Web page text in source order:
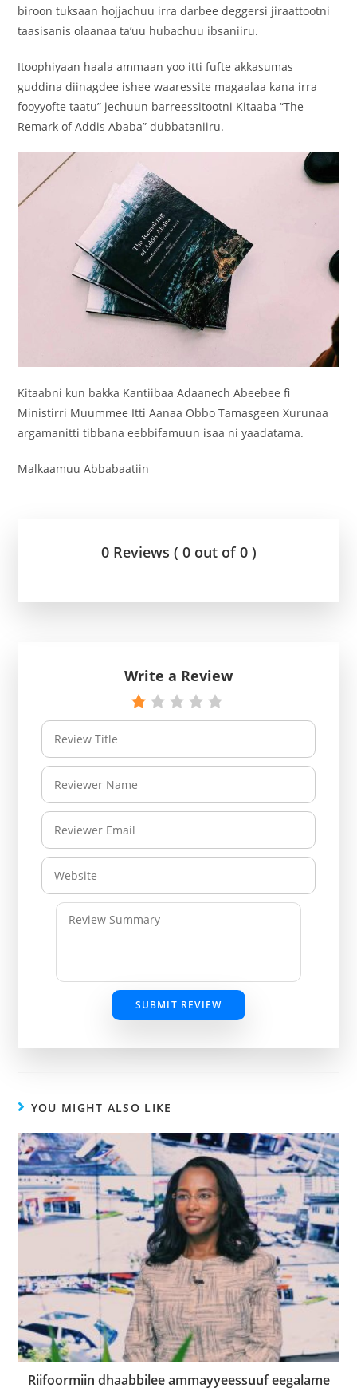
biroon tuksaan hojjachuu irra darbee deggersi jiraattootni
taasisanis olaanaa ta’uu hubachuu ibsaniiru.
‎Itoophiyaan haala ammaan yoo itti fufte akkasumas
guddina diinagdee ishee waaressite magaalaa kana irra
fooyyofte taatu” jechuun barreessitootni Kitaaba “The
Remark of Addis Ababa” dubbataniiru.
‎Kitaabni kun bakka Kantiibaa Adaanech Abeebee fi
Ministirri Muummee Itti Aanaa Obbo Tamasgeen Xurunaa
argamanitti tibbana eebbifamuun isaa ni yaadatama.
Malkaamuu Abbabaatiin
0 Reviews ( 0 out of 0 )
Write a Review
SUBMIT REVIEW
YOU MIGHT ALSO LIKE
Riifoormiin dhaabbilee ammayyeessuuf eegalame